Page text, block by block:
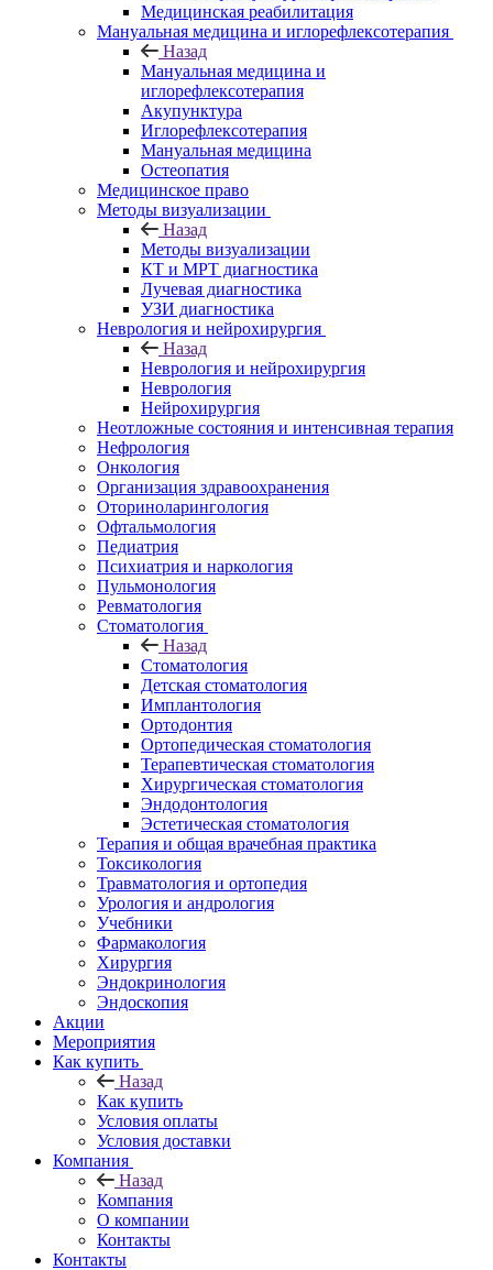
Медицинская реабилитация
Мануальная медицина и иглорефлексотерапия
Назад
Мануальная медицина и
иглорефлексотерапия
Акупунктура
Иглорефлексотерапия
Мануальная медицина
Остеопатия
Медицинское право
Методы визуализации
Назад
Методы визуализации
КТ и МРТ диагностика
Лучевая диагностика
УЗИ диагностика
Неврология и нейрохирургия
Назад
Неврология и нейрохирургия
Неврология
Нейрохирургия
Неотложные состояния и интенсивная терапия
Нефрология
Онкология
Организация здравоохранения
Оториноларингология
Офтальмология
Педиатрия
Психиатрия и наркология
Пульмонология
Ревматология
Стоматология
Назад
Стоматология
Детская стоматология
Имплантология
Ортодонтия
Ортопедическая стоматология
Терапевтическая стоматология
Хирургическая стоматология
Эндодонтология
Эстетическая стоматология
Терапия и общая врачебная практика
Токсикология
Травматология и ортопедия
Урология и андрология
Учебники
Фармакология
Хирургия
Эндокринология
Эндоскопия
Акции
Мероприятия
Как купить
Назад
Как купить
Условия оплаты
Условия доставки
Компания
Назад
Компания
О компании
Контакты
Контакты